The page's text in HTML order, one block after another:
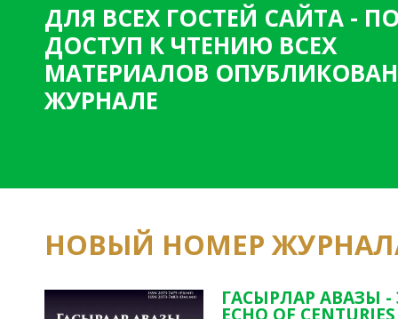
ДЛЯ ВСЕХ ГОСТЕЙ САЙТА -
ДОСТУП К ЧТЕНИЮ ВСЕХ
МАТЕРИАЛОВ
ЖУРНАЛЕ
НОВЫЙ НОМЕР
ГАСЫРЛАР АВАЗЫ -
ECHO OF